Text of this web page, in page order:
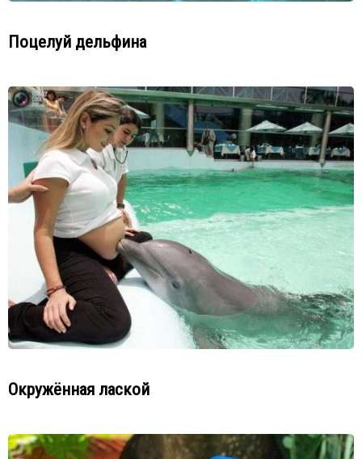
Поцелуй дельфина
Окружённая лаской